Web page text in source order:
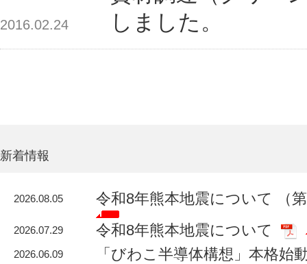
2016.02.24
しました。
新着情報
2026.08.05 令和8年熊本地震について （
2026.07.29 令和8年熊本地震について
2026.06.09
「びわこ半導体構想」本格始